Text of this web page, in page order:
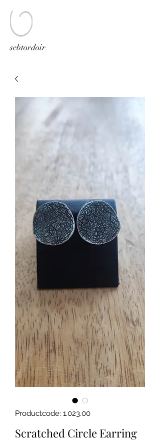
sebtordoir
Productcode: 1.023.00
Scratched Circle Earring